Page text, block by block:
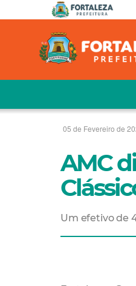
05 de Fevereiro de
AMC
Um efetivo de